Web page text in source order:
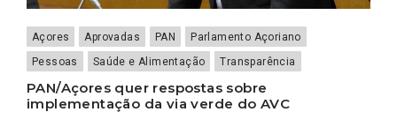
Açores Aprovadas PAN
Parlamento Açoriano
Pessoas
Saúde e Alimentação Transparência
PAN/Açores quer respostas sobre
implementação da via verde do AVC